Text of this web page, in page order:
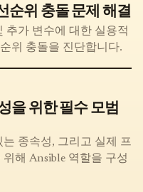
순위 충돌 문제 해결
추가 변수에 대한 실용적
위 충돌을 진단합니다.
을 위한 필수 모범
종속성, 그리고 실제 프
해 Ansible 역할을 구성